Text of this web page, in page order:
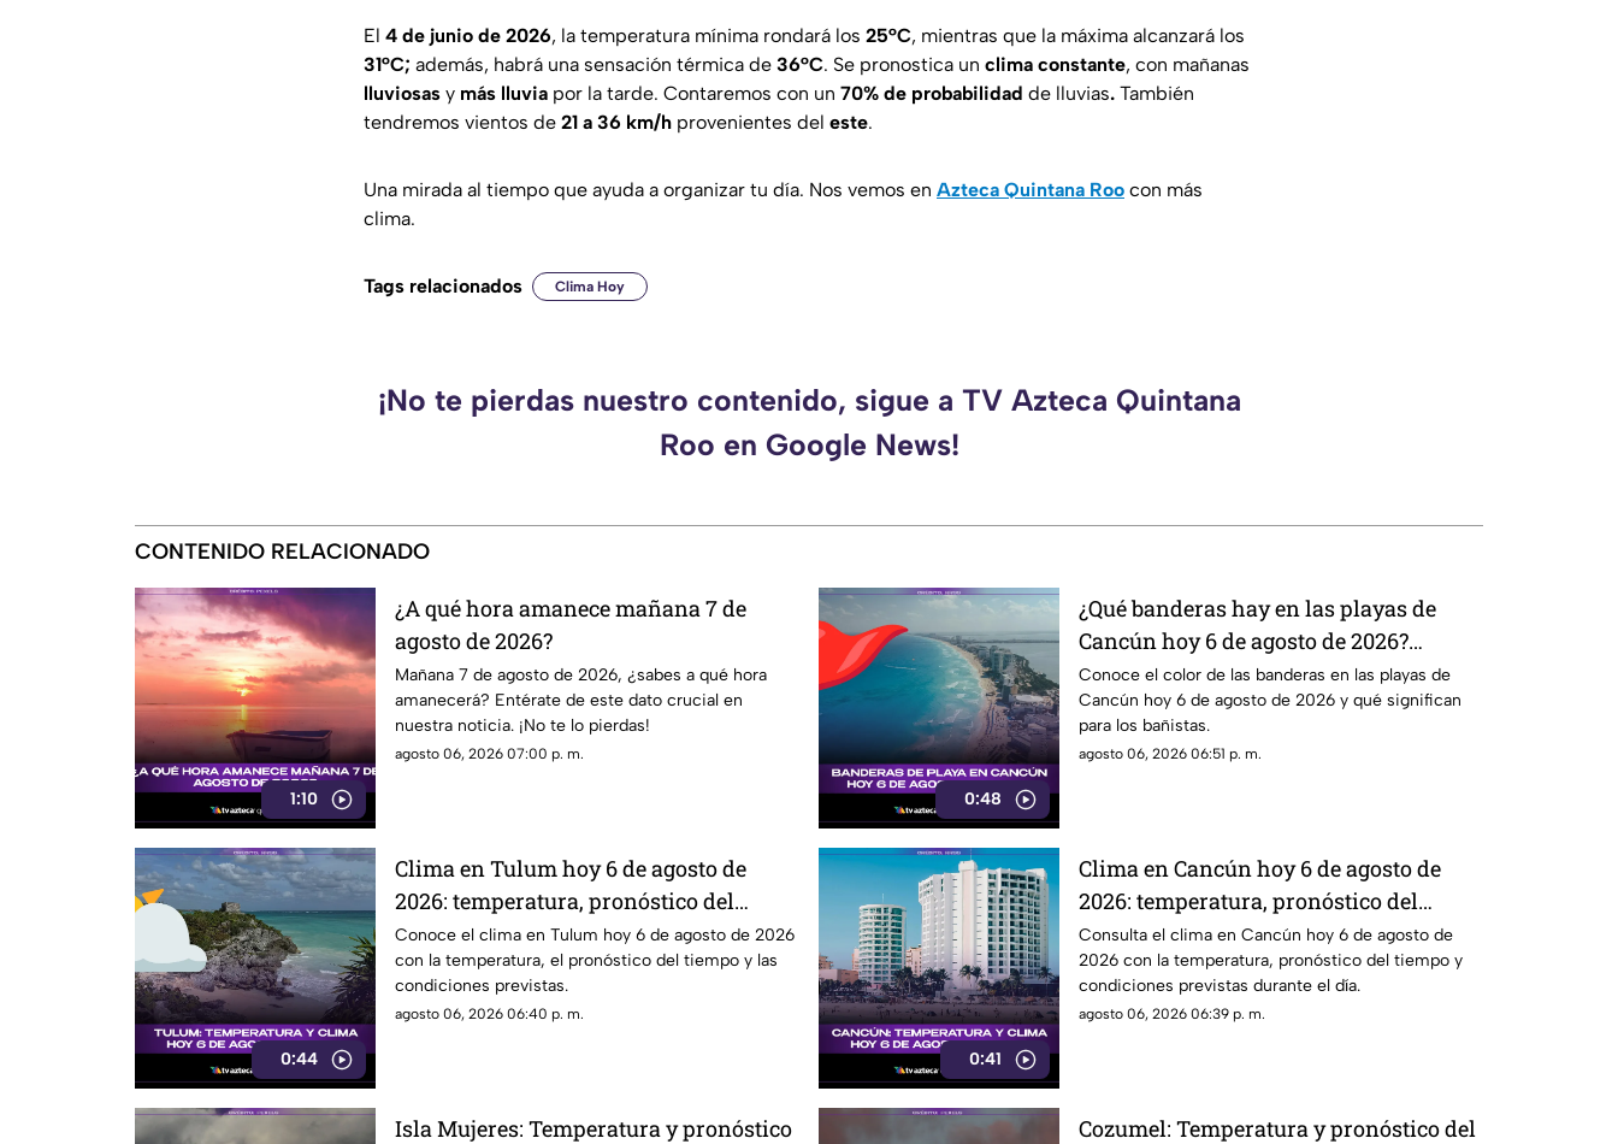
El 4 de junio de 2026, la temperatura mínima rondará los 25°C, mientras que la máxima alcanzará los
31°C; además, habrá una sensación térmica de 36°C. Se pronostica un clima constante, con mañanas
lluviosas y más lluvia por la tarde. Contaremos con un 70% de probabilidad de lluvias. También
tendremos vientos de 21 a 36 km/h provenientes del este.
Una mirada al tiempo que ayuda a organizar tu día. Nos vemos en Azteca Quintana Roo con más
clima.
Tags relacionados Clima Hoy
¡No te pierdas nuestro contenido, sigue a TV Azteca Quintana
Roo en Google News!
CONTENIDO RELACIONADO
1:10
¿A qué hora amanece mañana 7 de
agosto de 2026?
Mañana 7 de agosto de 2026, ¿sabes a qué hora
amanecerá? Entérate de este dato crucial en
nuestra noticia. ¡No te lo pierdas!
agosto 06, 2026 07:00 p. m.
0:48
¿Qué banderas hay en las playas de
Cancún hoy 6 de agosto de 2026?
Consulta el reporte actualizado
Conoce el color de las banderas en las playas de
Cancún hoy 6 de agosto de 2026 y qué significan
para los bañistas.
agosto 06, 2026 06:51 p. m.
0:44
Clima en Tulum hoy 6 de agosto de
2026: temperatura, pronóstico del
tiempo y sensación térmica
Conoce el clima en Tulum hoy 6 de agosto de 2026
con la temperatura, el pronóstico del tiempo y las
condiciones previstas.
agosto 06, 2026 06:40 p. m.
0:41
Clima en Cancún hoy 6 de agosto de
2026: temperatura, pronóstico del
tiempo y sensación térmica
Consulta el clima en Cancún hoy 6 de agosto de
2026 con la temperatura, pronóstico del tiempo y
condiciones previstas durante el día.
agosto 06, 2026 06:39 p. m.
Isla Mujeres: Temperatura y pronóstico
Cozumel: Temperatura y pronóstico del